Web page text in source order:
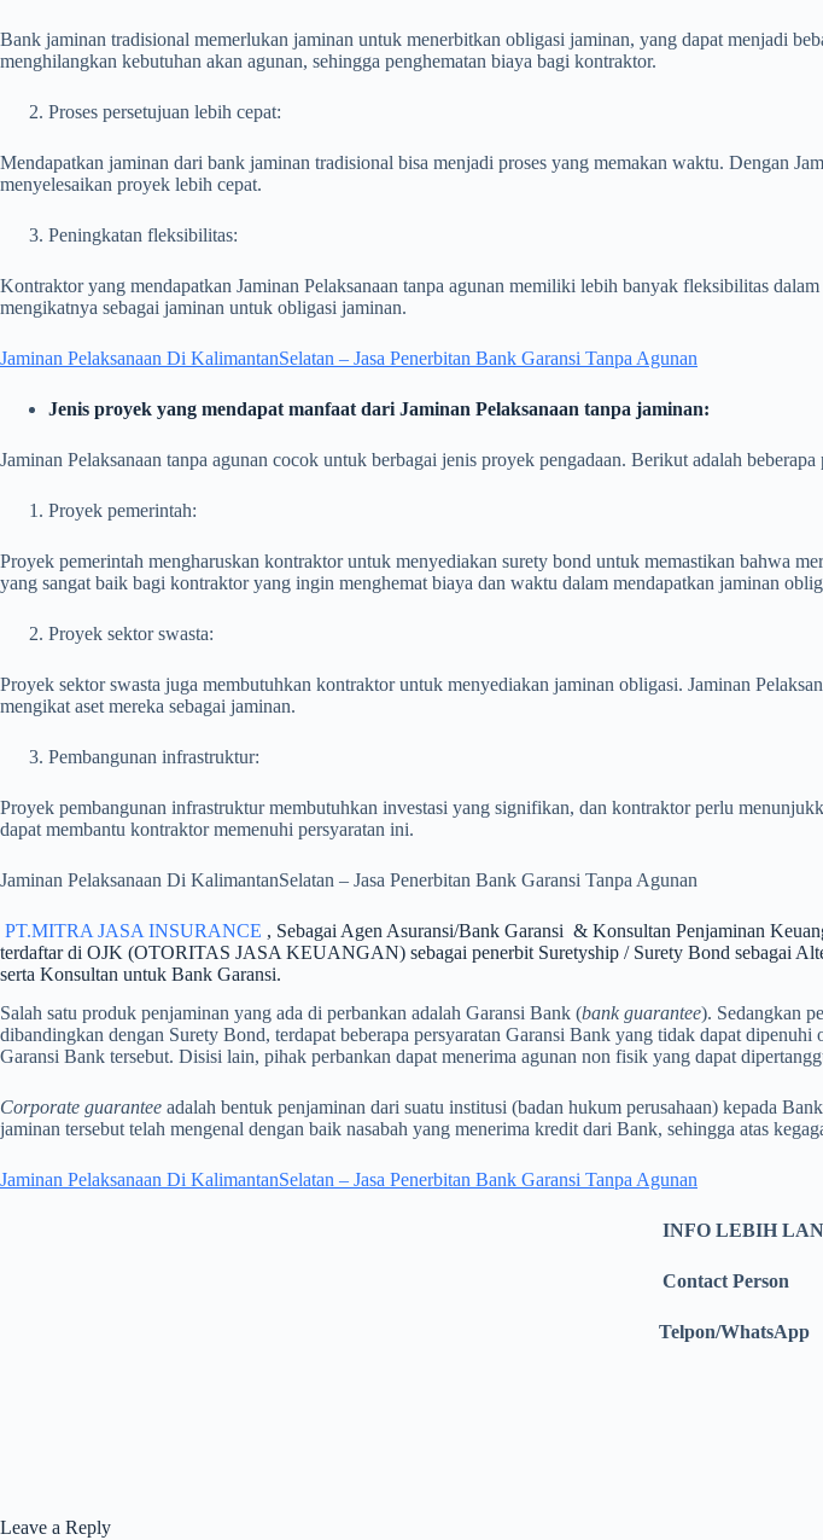
Bank jaminan tradisional memerlukan jaminan untuk menerbitkan obligasi jaminan, yang dapat menjadi
menghilangkan kebutuhan akan agunan, sehingga penghematan biaya bagi kontraktor.
Proses persetujuan lebih cepat:
Mendapatkan jaminan dari bank jaminan tradisional bisa menjadi proses yang memakan waktu. Dengan
menyelesaikan proyek lebih cepat.
Peningkatan fleksibilitas:
Kontraktor yang mendapatkan Jaminan Pelaksanaan tanpa agunan memiliki lebih banyak fleksibilitas
mengikatnya sebagai jaminan untuk obligasi jaminan.
Jaminan Pelaksanaan Di KalimantanSelatan – Jasa Penerbitan Bank Garansi Tanpa Agunan
Jenis proyek yang mendapat manfaat dari Jaminan Pelaksanaan tanpa jaminan:
Jaminan Pelaksanaan tanpa agunan cocok untuk berbagai jenis proyek pengadaan. Berikut adalah
Proyek pemerintah:
Proyek pemerintah mengharuskan kontraktor untuk menyediakan surety bond untuk memastikan bahwa
yang sangat baik bagi kontraktor yang ingin menghemat biaya dan waktu dalam mendapatkan jaminan
Proyek sektor swasta:
Proyek sektor swasta juga membutuhkan kontraktor untuk menyediakan jaminan obligasi. Jaminan
mengikat aset mereka sebagai jaminan.
Pembangunan infrastruktur:
Proyek pembangunan infrastruktur membutuhkan investasi yang signifikan, dan kontraktor perlu
dapat membantu kontraktor memenuhi persyaratan ini.
Jaminan Pelaksanaan Di KalimantanSelatan – Jasa Penerbitan Bank Garansi Tanpa Agunan
PT.MITRA JASA INSURANCE , Sebagai Agen Asuransi/Bank Garansi & Konsultan Penjaminan
terdaftar di OJK (OTORITAS JASA KEUANGAN) sebagai penerbit Suretyship / Surety Bond sebagai
serta Konsultan untuk Bank Garansi.
Salah satu produk penjaminan yang ada di perbankan adalah Garansi Bank (bank guarantee). Sedangkan
dibandingkan dengan Surety Bond, terdapat beberapa persyaratan Garansi Bank yang tidak dapat
Garansi Bank tersebut. Disisi lain, pihak perbankan dapat menerima agunan non fisik yang dapat
Corporate guarantee adalah bentuk penjaminan dari suatu institusi (badan hukum perusahaan) kepada
jaminan tersebut telah mengenal dengan baik nasabah yang menerima kredit dari Bank, sehingga atas
Jaminan Pelaksanaan Di KalimantanSelatan – Jasa Penerbitan Bank Garansi Tanpa Agunan
INFO LEBIH
Contact Person
Telpon/WhatsApp
Leave a Reply